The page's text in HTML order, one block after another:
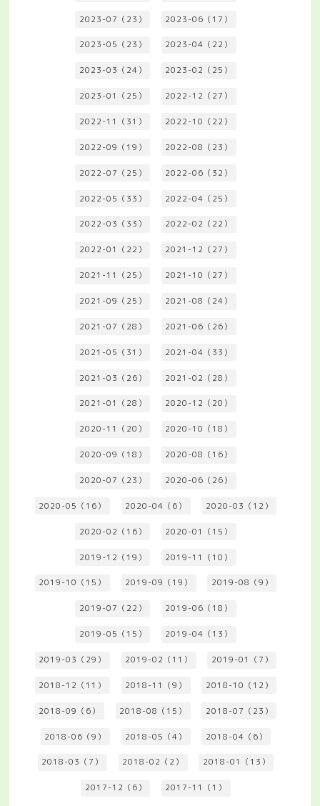
2023-07（23） 2023-06（17）
2023-05（23） 2023-04（22）
2023-03（24） 2023-02（25）
2023-01（25） 2022-12（27）
2022-11（31） 2022-10（22）
2022-09（19） 2022-08（23）
2022-07（25） 2022-06（32）
2022-05（33） 2022-04（25）
2022-03（33） 2022-02（22）
2022-01（22） 2021-12（27）
2021-11（25） 2021-10（27）
2021-09（25） 2021-08（24）
2021-07（28） 2021-06（26）
2021-05（31） 2021-04（33）
2021-03（26） 2021-02（28）
2021-01（28） 2020-12（20）
2020-11（20） 2020-10（18）
2020-09（18） 2020-08（16）
2020-07（23） 2020-06（26）
2020-05（16） 2020-04（6） 2020-03（12）
2020-02（16） 2020-01（15）
2019-12（19） 2019-11（10）
2019-10（15） 2019-09（19） 2019-08（9）
2019-07（22） 2019-06（18）
2019-05（15） 2019-04（13）
2019-03（29） 2019-02（11） 2019-01（7）
2018-12（11） 2018-11（9） 2018-10（12）
2018-09（6） 2018-08（15） 2018-07（23）
2018-06（9） 2018-05（4） 2018-04（6）
2018-03（7） 2018-02（2） 2018-01（13）
2017-12（6） 2017-11（1）